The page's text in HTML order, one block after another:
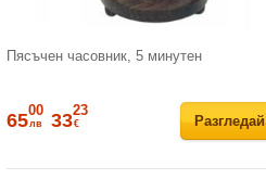
Пясъчен часовник, 5 минутен
Разгледай
6500
лв 3323
€